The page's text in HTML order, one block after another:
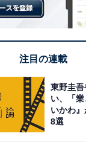
い】Ankerの人
3 Ports)」
注目の連載
東野圭
い、「
いかわ
8選